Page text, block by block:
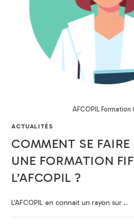
AFCOPIL Formation
ACTUALITÉS
COMMENT SE
UNE FORMATION
L’AFCOPIL ?
L'AFCOPIL en connait un rayon sur ..